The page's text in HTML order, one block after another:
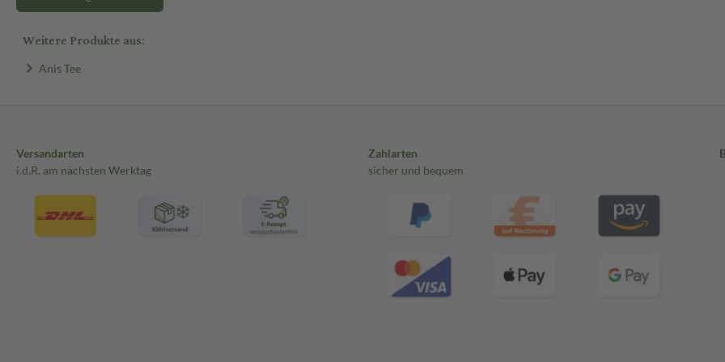
Weitere Produkte aus:
Anis Tee
Versandarten
i.d.R. am nächsten Werktag
Zahlarten
sicher und bequem